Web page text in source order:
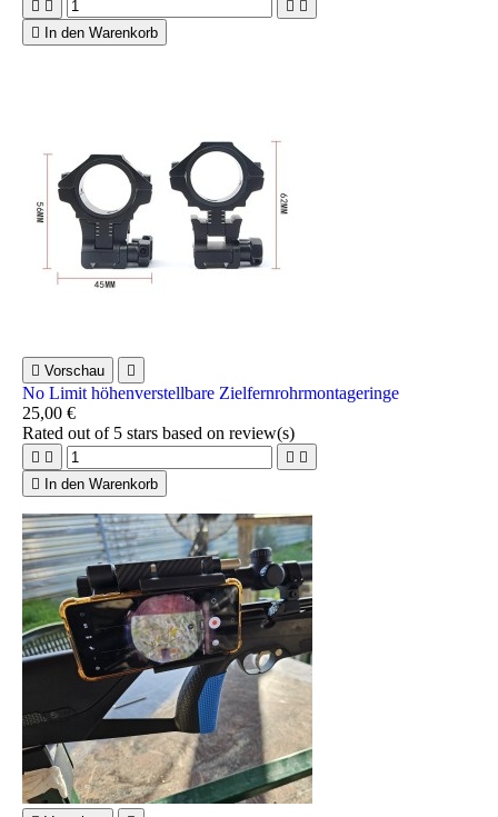
   

In den Warenkorb
 Vorschau 
No Limit höhenverstellbare Zielfernrohrmontageringe
25,00 €
Rated out of 5 stars based on review(s)
   

In den Warenkorb